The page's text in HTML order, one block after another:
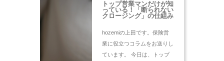
トップ営業マンだけが知
っている！「断られない
クロージング」の仕組み
hozemiの上田です。保険営
業に役立つコラムをお送りし
ています。 今日は、トップ